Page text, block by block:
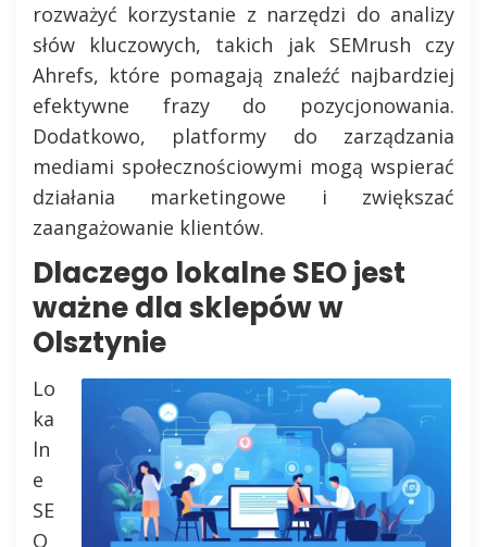
rozważyć korzystanie z narzędzi do analizy
słów kluczowych, takich jak SEMrush czy
Ahrefs, które pomagają znaleźć najbardziej
efektywne frazy do pozycjonowania.
Dodatkowo, platformy do zarządzania
mediami społecznościowymi mogą wspierać
działania marketingowe i zwiększać
zaangażowanie klientów.
Dlaczego lokalne SEO jest
ważne dla sklepów w
Olsztynie
Lo
ka
ln
e
SE
O